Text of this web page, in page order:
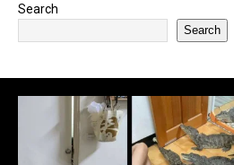
Search
Search